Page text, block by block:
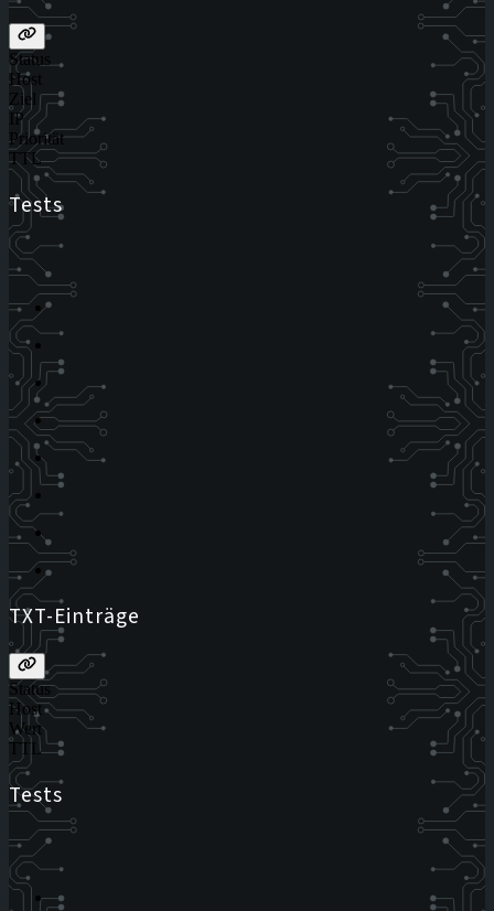
Status
Host
Ziel
IP
Priorität
TTL
Tests
TXT-Einträge
Status
Host
Wert
TTL
Tests